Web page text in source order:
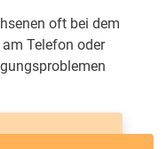
oft bei dem
Telefon oder